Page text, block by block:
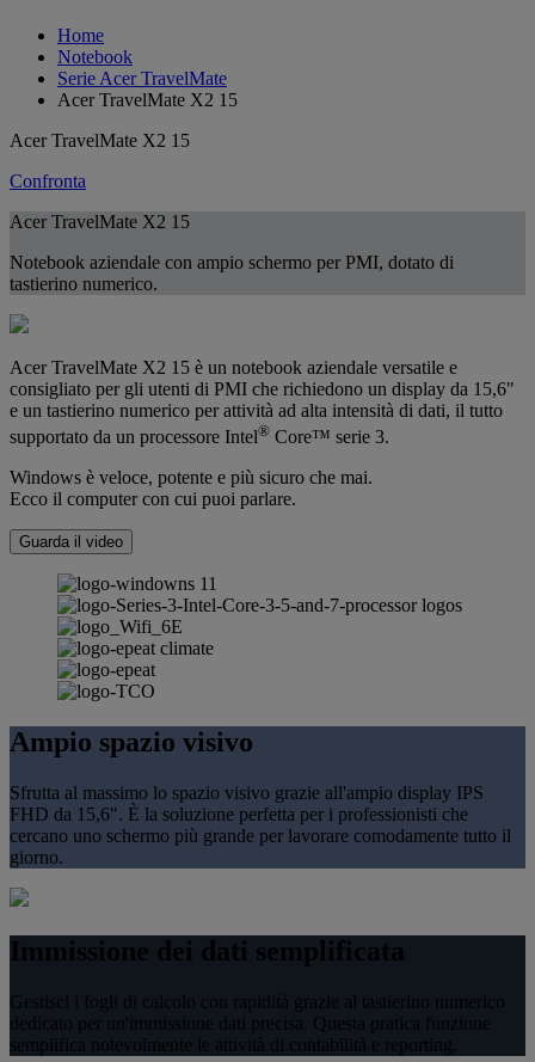
Home
Notebook
Serie Acer TravelMate
Acer TravelMate X2 15
Acer TravelMate X2 15
Confronta
Acer TravelMate X2 15
Notebook aziendale con ampio schermo per PMI, dotato di
tastierino numerico.
Acer TravelMate X2 15 è un notebook aziendale versatile e
consigliato per gli utenti di PMI che richiedono un display da 15,6"
e un tastierino numerico per attività ad alta intensità di dati, il tutto
supportato da un processore Intel® Core™ serie 3.
Windows è veloce, potente e più sicuro che mai.
Ecco il computer con cui puoi parlare.
Guarda il video
Ampio spazio visivo
Sfrutta al massimo lo spazio visivo grazie all'ampio display IPS
FHD da 15,6". È la soluzione perfetta per i professionisti che
cercano uno schermo più grande per lavorare comodamente tutto il
giorno.
Immissione dei dati semplificata
Gestisci i fogli di calcolo con rapidità grazie al tastierino numerico
dedicato per un'immissione dati precisa. Questa pratica funzione
semplifica notevolmente le attività di contabilità e reporting.